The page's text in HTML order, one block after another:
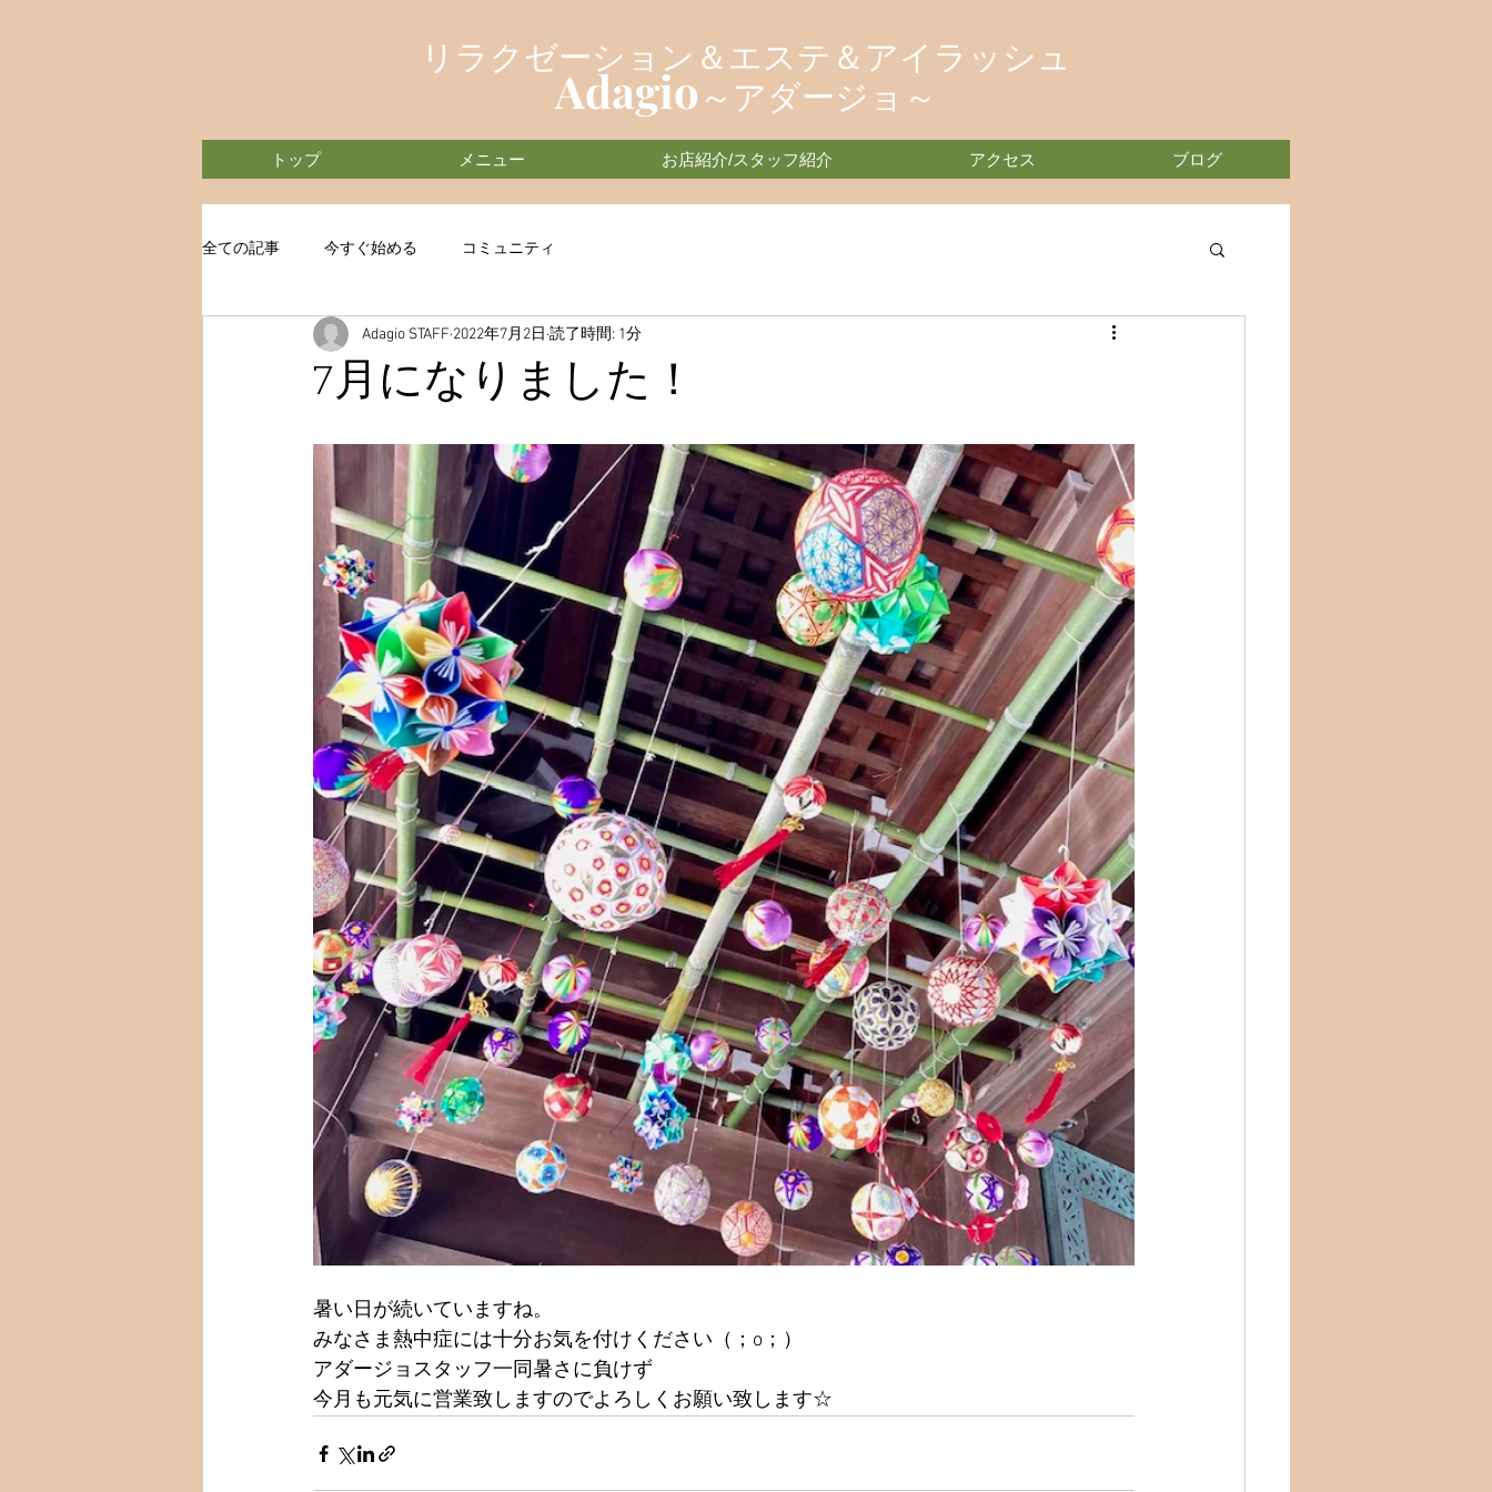
リラクゼーション＆エステ＆アイラッシュ
Adagio ～アダージョ～
トップ メニュー お店紹介/スタッフ紹介 アクセス ブログ
全ての記事 今すぐ始める コミュニティ
7月になりました！
Adagio STAFF 2022年7月2日 読了時間: 1分
暑い日が続いていますね。
みなさま熱中症には十分お気を付けください（；o；）
アダージョスタッフ一同暑さに負けず
今月も元気に営業致しますのでよろしくお願い致します☆